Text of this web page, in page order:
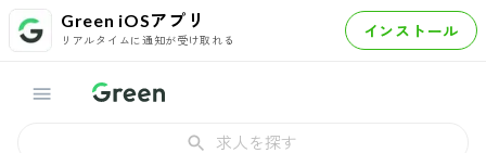
Green iOSアプリ
リアルタイムに通知が受け取れる インストール
求人を探す